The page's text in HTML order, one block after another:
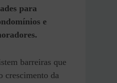
para
e
barreiras que
crescimento da